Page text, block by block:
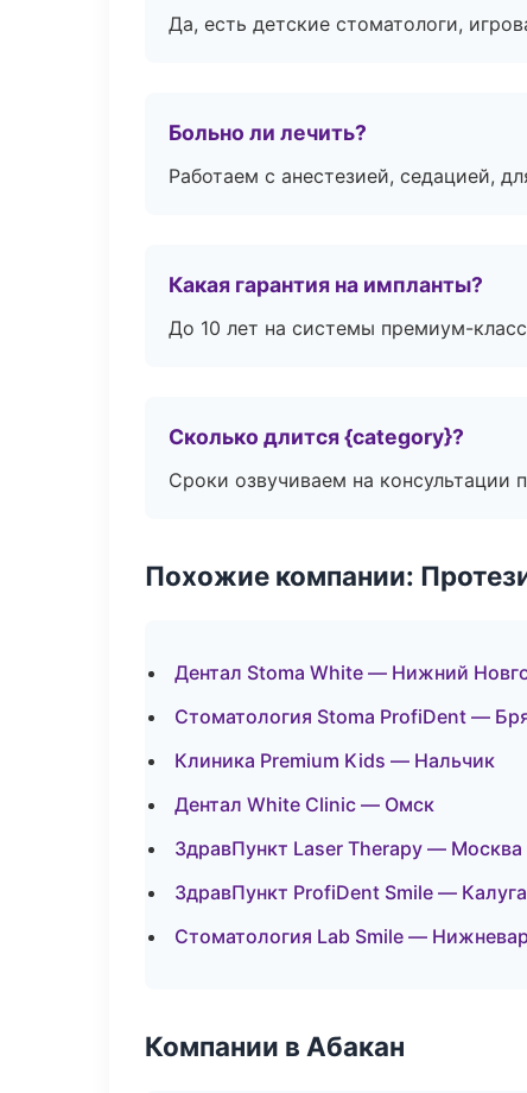
Да, есть детские стоматологи,
Больно ли лечить?
Работаем с анестезией, седацией,
Какая гарантия на импланты?
До 10 лет на системы премиум-
Сколько длится {category}?
Сроки озвучиваем на консультации
Похожие компании:
Дентал Stoma White — Нижний
Стоматология Stoma ProfiDent —
Клиника Premium Kids — Нальчик
Дентал White Clinic — Омск
ЗдравПункт Laser Therapy — Москва
ЗдравПункт ProfiDent Smile — Калуга
Стоматология Lab Smile —
Компании в Абакан